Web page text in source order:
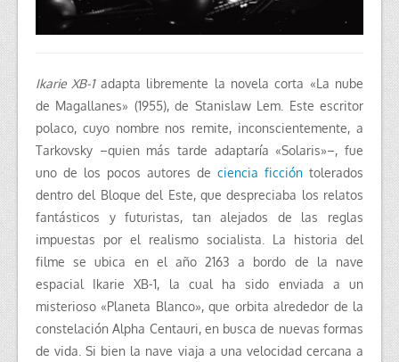
Ikarie XB-1adapta libremente la novela corta «La nube
de Magallanes» (1955), de Stanislaw Lem. Este escritor
polaco, cuyo nombre nos remite, inconscientemente, a
Tarkovsky –quien más tarde adaptaría «Solaris»–, fue
uno de los pocos autores de ciencia ficción tolerados
dentro del Bloque del Este, que despreciaba los relatos
fantásticos y futuristas, tan alejados de las reglas
impuestas por el realismo socialista. La historia del
filme se ubica en el año 2163 a bordo de la nave
espacial Ikarie XB-1, la cual ha sido enviada a un
misterioso «Planeta Blanco», que orbita alrededor de la
constelación Alpha Centauri, en busca de nuevas formas
de vida. Si bien la nave viaja a una velocidad cercana a